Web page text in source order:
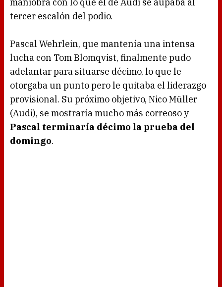
maniobra con lo que el de Audi se aupaba al
tercer escalón del podio.
Pascal Wehrlein, que mantenía una intensa
lucha con Tom Blomqvist, finalmente pudo
adelantar para situarse décimo, lo que le
otorgaba un punto pero le quitaba el liderazgo
provisional. Su próximo objetivo, Nico Müller
(Audi), se mostraría mucho más correoso y
Pascal terminaría décimo la prueba del
domingo.